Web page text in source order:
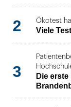
2 Ökotest
Viele
3
Die